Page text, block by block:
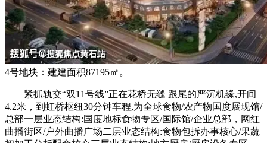
4号地块：建建面积87195㎡。
紧抓轨交“双11号线”正在花桥无缝 跟尾的严沉机缘,开间
4.2米，到虹桥枢纽30分钟车程,为全球食物/农产物国度展现馆/
总部一层业态结构:国度地标食物专区/国际馆/企业总部，网红
曲播街区/户外曲播广场二层业态结构:食物包拆办事核心/果蔬